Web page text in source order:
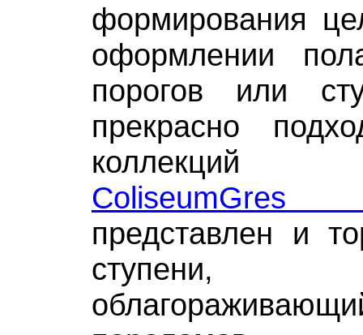
формирования
оформлении
порогов или
прекрасно
коллекций
ColiseumGres
представлен и
ступени,